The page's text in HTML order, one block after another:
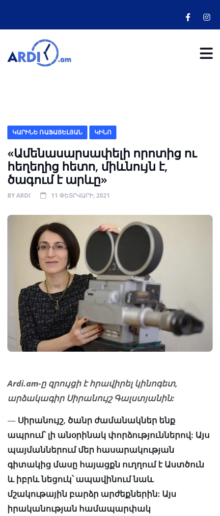
ԿԱՐԻՆԵ ՌԱՖԱՅԵԼՅԱՆ ԿԻՆՈ
«Ամենասարսափելի որոտից ու
հեղեղից հետո, միևնույն է,
ծագում է արևը»
BYARDI 11 ՓԵՏՐՎԱՐԻ, 2021
Ardi.am-ը զրույցի է հրավիրել կինոգետ,
արձակագիր Սիրանույշ Գալստյանին:
— Սիրանույշ, ծանր ժամանակներ ենք
ապրում՝ լի անօրինակ փորձություններով: Այս
պայմաններում մեր հասարակության
գիտակից մասը հայացքն ուղղում է Աստծուն
և իբրև նեցուկ՝ ապավինում նաև
մշակութային բարձր արժեքներին: Այս
իրականության համապարփակ